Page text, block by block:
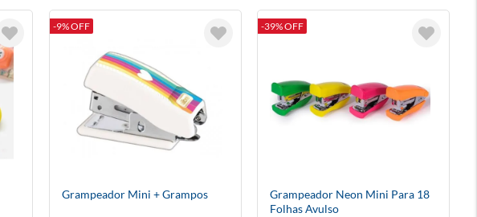
-9% OFF
Grampeador Mini + Grampos
-39% OFF
Grampeador Neon Mini Para 18
Folhas Avulso